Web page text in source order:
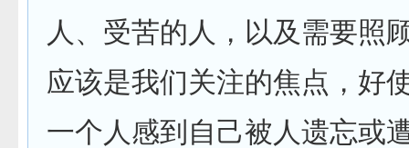
人、受苦的人，以及需要照
应该是我们关注的焦点，好
一个人感到自己被人遗忘或